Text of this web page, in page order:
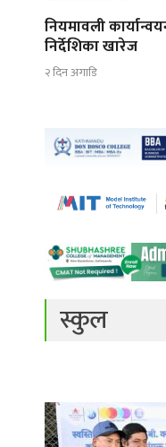
नियमावली
निर्देशिका खारेज
२ दिन अगाडि
स्कुल